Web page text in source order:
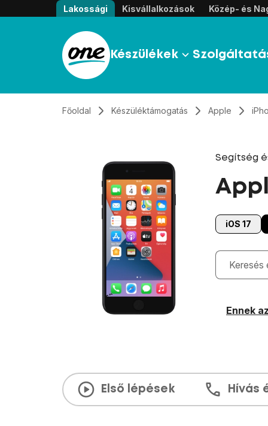
Átugrás, tovább a tartalomhoz
Lakossági Kisvállalkozások Közép- és
Készülékek
Főoldal Készüléktámogatás Apple
Segítség
iOS 17
Gépelés
Ennek
Első lépések Hívás